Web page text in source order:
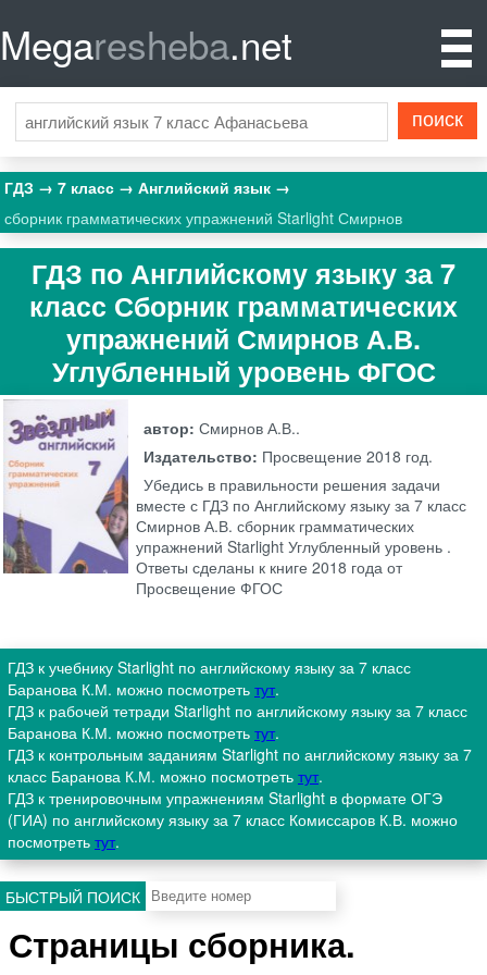
Megaresheba.net
ГДЗ 7 класс
Английский язык
сборник грамматических упражнений Starlight Смирнов
ГДЗ по Английскому языку за 7
класс Сборник грамматических
упражнений Смирнов А.В.
Углубленный уровень ФГОС
автор:Смирнов А.В..
Издательство: Просвещение 2018 год.
Убедись в правильности решения задачи
вместе с ГДЗ по Английскому языку за 7 класс
Смирнов А.В. сборник грамматических
упражнений Starlight Углубленный уровень .
Ответы сделаны к книге 2018 года от
Просвещение ФГОС
ГДЗ к учебнику Starlight по английскому языку за 7 класс
Баранова К.М. можно посмотреть тут.
ГДЗ к рабочей тетради Starlight по английскому языку за 7 класс
Баранова К.М. можно посмотреть тут.
ГДЗ к контрольным заданиям Starlight по английскому языку за 7
класс Баранова К.М. можно посмотреть тут.
ГДЗ к тренировочным упражнениям Starlight в формате ОГЭ
(ГИА) по английскому языку за 7 класс Комиссаров К.В. можно
посмотреть тут.
БЫСТРЫЙ ПОИСК
Страницы сборника.